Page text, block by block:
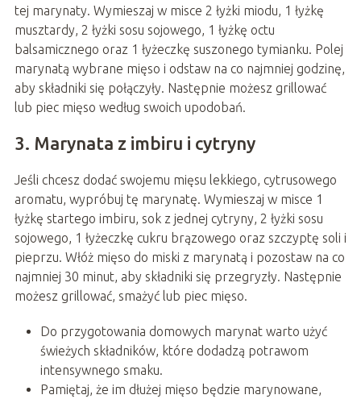
tej marynaty. Wymieszaj w misce 2 łyżki miodu, 1 łyżkę
musztardy, 2 łyżki sosu sojowego, 1 łyżkę octu
balsamicznego oraz 1 łyżeczkę suszonego tymianku. Polej
marynatą wybrane mięso i odstaw na co najmniej godzinę,
aby składniki się połączyły. Następnie możesz grillować
lub piec mięso według swoich upodobań.
3. Marynata z imbiru i cytryny
Jeśli chcesz dodać swojemu mięsu lekkiego, cytrusowego
aromatu, wypróbuj tę marynatę. Wymieszaj w misce 1
łyżkę startego imbiru, sok z jednej cytryny, 2 łyżki sosu
sojowego, 1 łyżeczkę cukru brązowego oraz szczyptę soli i
pieprzu. Włóż mięso do miski z marynatą i pozostaw na co
najmniej 30 minut, aby składniki się przegryzły. Następnie
możesz grillować, smażyć lub piec mięso.
Do przygotowania domowych marynat warto użyć
świeżych składników, które dodadzą potrawom
intensywnego smaku.
Pamiętaj, że im dłużej mięso będzie marynowane,